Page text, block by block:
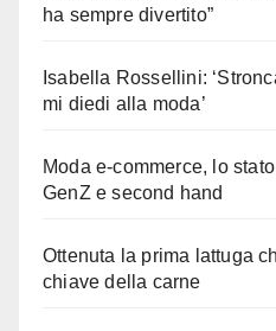
ha sempre divertito”
Isabella Rossellini:
mi diedi alla moda’
Moda e-commerce, lo
GenZ e second hand
Ottenuta la prima lattuga
chiave della carne